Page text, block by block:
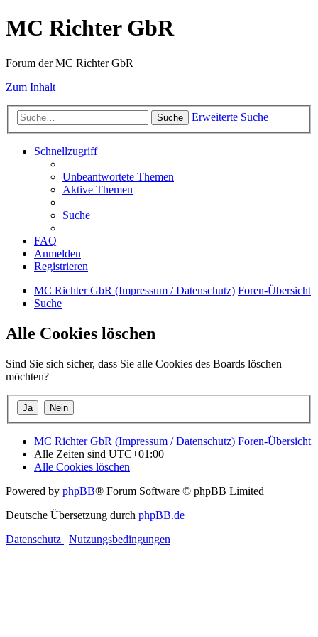
MC Richter GbR
Forum der MC Richter GbR
Zum Inhalt
Suche Erweiterte Suche
Schnellzugriff
Unbeantwortete Themen
Aktive Themen
Suche
FAQ
Anmelden
Registrieren
MC Richter GbR (Impressum / Datenschutz) Foren-Übersicht
Suche
Alle Cookies löschen
Sind Sie sich sicher, dass Sie alle Cookies des Boards löschen
möchten?
MC Richter GbR (Impressum / Datenschutz) Foren-Übersicht
Alle Zeiten sind UTC+01:00
Alle Cookies löschen
Powered by phpBB® Forum Software © phpBB Limited
Deutsche Übersetzung durch phpBB.de
Datenschutz | Nutzungsbedingungen